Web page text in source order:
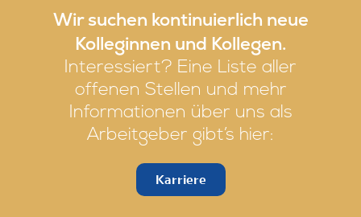
Wir suchen kontinuierlich neue
Kolleginnen und Kollegen.
Interessiert? Eine Liste aller
offenen Stellen und mehr
Informationen über uns als
Arbeitgeber gibt’s hier:
Karriere